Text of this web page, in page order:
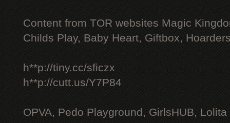
Content from TOR websites Magic
Childs Play, Baby Heart, Giftbox,
h**p://tiny.cc/sficzx
h**p://cutt.us/Y7P84
OPVA, Pedo Playground, GirlsHUB, Lolita